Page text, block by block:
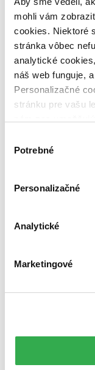
mohli vám
cookies. Niektoré
stránka vôbec
analytické
náš web funguje,
Personalizačné
stránku pre vašu
nám pomohlo,
súhlasu
Potrebné
Personalizačné
Analytické
Marketingové
vypredaných)
Nové / čítané
nová (0
čítaná (0
čítaná -
čítaná -
opotrebovaná
čítané verzie
vypredaných
Top hodnotené
Najlacnejšie
Nebol nájdenýžiadny
Skúste prosím